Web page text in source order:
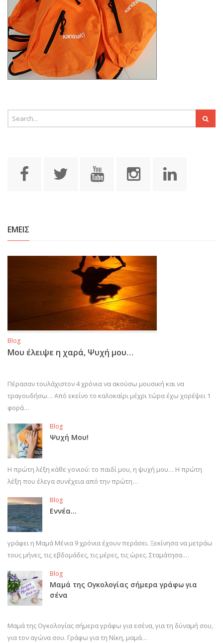
ΕΜΕΙΣ
Blog
Μου έλειψε η χαρά, Ψυχή μου…
Πέρασαν τουλάχιστον 4 χρόνια να ακούσω μουσική και να
τραγουδήσω… Από εκείνο το καλοκαίρι μέχρι τώρα έχω χορέψει 1
φορά…
Blog
Ψυχή Μου!
Η πρώτη λέξη κάθε γονιού: το παιδί μου, η ψυχή μου… Η πρώτη
λέξη που έλεγα συνέχεια από την πρώτη…
Blog
Εννέα…
γράφει η Μαμά Μένια 9 χρόνια έχουν περάσει. Ξεκίνησα να μετράω
τους μήνες, τις εβδομάδες, τις μέρες, τις ώρες. Σταμάτησα.…
Blog
Μαμά της Ογκολογίας σήμερα γράφω για
σένα
Μαμά της Ογκολογίας σήμερα γράφω για εσένα, για τη δύναμή σου,
για τον αγώνα σου. Γράφω για τη Νίκη, μαμά…